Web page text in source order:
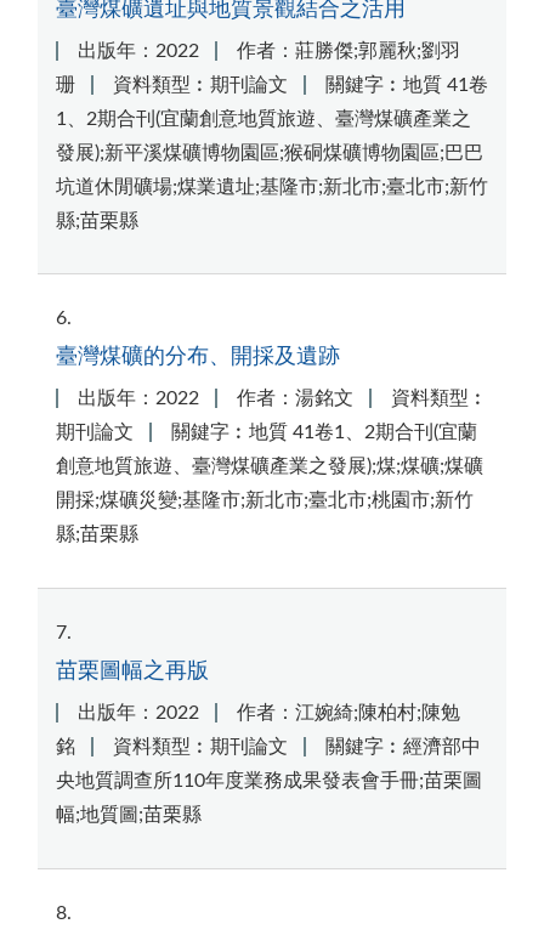
臺灣煤礦遺址與地質景觀結合之活用
出版年：2022
作者：莊勝傑;郭麗秋;劉羽
珊
資料類型︰期刊論文
關鍵字︰地質 41卷
1、2期合刊(宜蘭創意地質旅遊、臺灣煤礦產業之
發展);新平溪煤礦博物園區;猴硐煤礦博物園區;巴巴
坑道休閒礦場;煤業遺址;基隆市;新北市;臺北市;新竹
縣;苗栗縣
6
臺灣煤礦的分布、開採及遺跡
出版年：2022 作者：湯銘文
資料類型︰
期刊論文
關鍵字︰地質 41卷1、2期合刊(宜蘭
創意地質旅遊、臺灣煤礦產業之發展);煤;煤礦;煤礦
開採;煤礦災變;基隆市;新北市;臺北市;桃園市;新竹
縣;苗栗縣
7
苗栗圖幅之再版
出版年：2022
作者：江婉綺;陳柏村;陳勉
銘
資料類型︰期刊論文
關鍵字︰經濟部中
央地質調查所110年度業務成果發表會手冊;苗栗圖
幅;地質圖;苗栗縣
8